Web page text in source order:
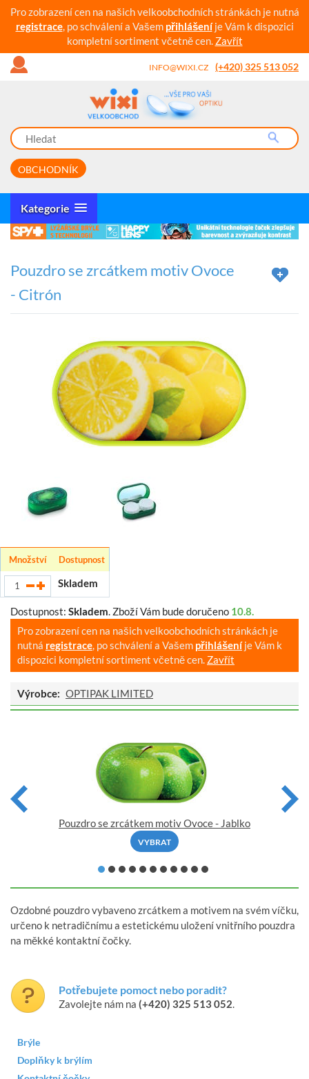
Pro zobrazení cen na našich velkoobchodních stránkách je nutná
registrace, po schválení a Vašem přihlášeníje Vám k dispozici
kompletní sortiment včetně cen. Zavřít
INFO@WIXI.CZ (+420) 325 513 052
OBCHODNÍK
Kategorie
Pouzdro se zrcátkem motiv Ovoce
- Citrón
Množství Dostupnost
Skladem
Dostupnost: Skladem. Zboží Vám bude doručeno 10.8.
Pro zobrazení cen na našich velkoobchodních stránkách je
nutná registrace, po schválení a Vašem přihlášeníje Vám k
dispozici kompletní sortiment včetně cen. Zavřít
Výrobce: OPTIPAK LIMITED
Pouzdro se zrcátkem motiv Ovoce - Jablko
VYBRAT
Ozdobné pouzdro vybaveno zrcátkem a motivem na svém víčku,
určeno k netradičnímu a estetickému uložení vnitřního pouzdra
na měkké kontaktní čočky.
Potřebujete pomoct nebo poradit?
Zavolejte nám na (+420) 325 513 052.
Brýle
Doplňky k brýlím